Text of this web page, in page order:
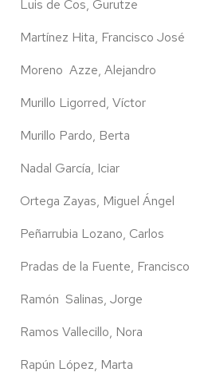
Luis de Cos, Gurutze
Martínez Hita, Francisco José
Moreno Azze, Alejandro
Murillo Ligorred, Víctor
Murillo Pardo, Berta
Nadal García, Iciar
Ortega Zayas, Miguel Ángel
Peñarrubia Lozano, Carlos
Pradas de la Fuente, Francisco
Ramón Salinas, Jorge
Ramos Vallecillo, Nora
Rapún López, Marta